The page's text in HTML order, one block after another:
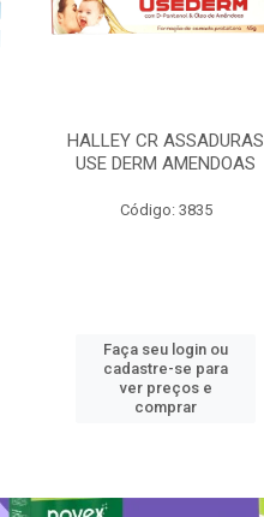
HALLEY CR ASSADURAS
USE DERM AMENDOAS
Código: 3835
Faça seu login ou
cadastre-se para
ver preços e
comprar